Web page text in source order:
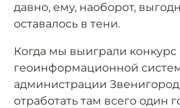
давно, ему, наоборот,
оставалось в тени.
Когда мы выиграли конкурс
геоинформационной
администрации
отработать там всего один